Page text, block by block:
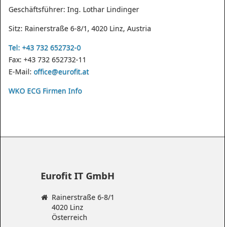
Geschäftsführer: Ing. Lothar Lindinger
Sitz: Rainerstraße 6-8/1, 4020 Linz, Austria
Tel: +43 732 652732-0
Fax: +43 732 652732-11
E-Mail: office@eurofit.at
WKO ECG Firmen Info
Eurofit IT GmbH
Rainerstraße 6-8/1
4020 Linz
Österreich